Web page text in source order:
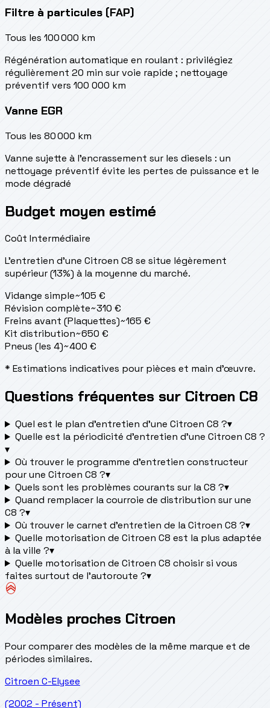
Filtre à particules (FAP)
Tous les 100 000 km
Régénération automatique en roulant : privilégiez
régulièrement 20 min sur voie rapide ; nettoyage
préventif vers 100 000 km
Vanne EGR
Tous les 80 000 km
Vanne sujette à l'encrassement sur les diesels : un
nettoyage préventif évite les pertes de puissance et le
mode dégradé
Budget moyen estimé
Coût Intermédiaire
L'entretien d'une Citroen C8 se situe légèrement
supérieur (13%) à la moyenne du marché.
Vidange simple~105 €
Révision complète~310 €
Freins avant (Plaquettes)~165 €
Kit distribution~650 €
Pneus (les 4)~400 €
* Estimations indicatives pour pièces et main d'œuvre.
Questions fréquentes sur Citroen C8
Quel est le plan d’entretien d’une Citroen C8 ?▾
Quelle est la périodicité d’entretien d’une Citroen C8 ?
▾
Où trouver le programme d’entretien constructeur
pour une Citroen C8 ?▾
Quels sont les problèmes courants sur la C8 ?▾
Quand remplacer la courroie de distribution sur une
C8 ?▾
Où trouver le carnet d'entretien de la Citroen C8 ?▾
Quelle motorisation de Citroen C8 est la plus adaptée
à la ville ?▾
Quelle motorisation de Citroen C8 choisir si vous
faites surtout de l'autoroute ?▾
Modèles proches Citroen
Pour comparer des modèles de la même marque et de
périodes similaires.
Citroen C-Elysee
(2002 - Présent)